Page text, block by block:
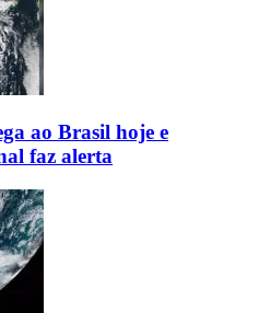
ao Brasil hoje e
faz alerta